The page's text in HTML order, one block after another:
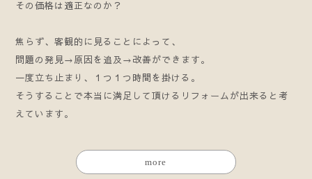
その価格は適正なのか？
焦らず、客観的に見ることによって、
問題の発見→原因を追及→改善ができます。
一度立ち止まり、１つ１つ時間を掛ける。
そうすることで本当に満足して頂けるリフォームが出来ると考
えています。
more